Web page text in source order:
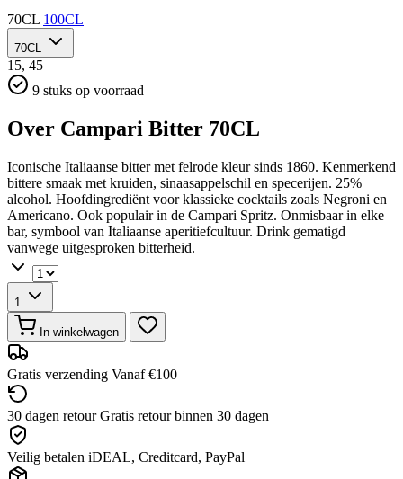
70CL 100CL
70CL
15, 45
9 stuks op voorraad
Over Campari Bitter 70CL
Iconische Italiaanse bitter met felrode kleur sinds 1860. Kenmerkend
bittere smaak met kruiden, sinaasappelschil en specerijen. 25%
alcohol. Hoofdingrediënt voor klassieke cocktails zoals Negroni en
Americano. Ook populair in de Campari Spritz. Onmisbaar in elke
bar, symbool van Italiaanse aperitiefcultuur. Drink gematigd
vanwege uitgesproken bitterheid.
1
In winkelwagen
Gratis verzending Vanaf €100
30 dagen retour Gratis retour binnen 30 dagen
Veilig betalen iDEAL, Creditcard, PayPal